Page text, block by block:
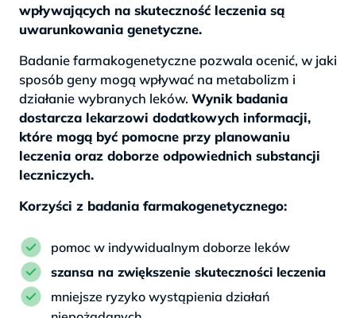
wpływających na skuteczność leczenia są
uwarunkowania genetyczne.
Badanie farmakogenetyczne pozwala ocenić, w jaki
sposób geny mogą wpływać na metabolizm i
działanie wybranych leków. Wynik badania
dostarcza lekarzowi dodatkowych informacji,
które mogą być pomocne przy planowaniu
leczenia oraz doborze odpowiednich substancji
leczniczych.
Korzyści z badania farmakogenetycznego:
pomoc w indywidualnym doborze leków
szansa na zwiększenie skuteczności leczenia
mniejsze ryzyko wystąpienia działań